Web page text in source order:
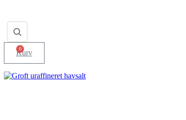
0
Kurv